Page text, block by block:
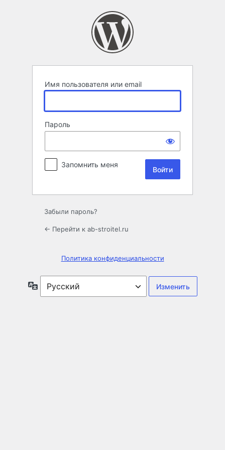
Имя пользователя или email
Пароль
Запомнить меня
Забыли пароль?
← Перейти к ab-stroitel.ru
Политика конфиденциальности
Язык